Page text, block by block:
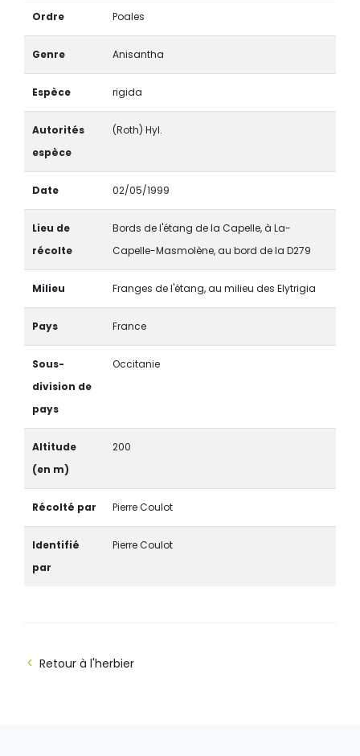
Ordre Poales
Genre Anisantha
Espèce rigida
Autorités
espèce
(Roth) Hyl.
Date 02/05/1999
Lieu de
récolte
Bords de l'étang de la Capelle, à La-
Capelle-Masmolène, au bord de la D279
Milieu Franges de l'étang, au milieu des Elytrigia
Pays France
Sous-
division de
pays
Occitanie
Altitude
(en m)
200
Récolté par Pierre Coulot
Identifié
par
Pierre Coulot
Retour à l'herbier